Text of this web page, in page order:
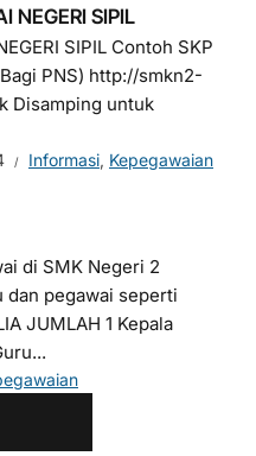
NEGERI SIPIL
SIPIL Contoh SKP
PNS) http://smkn2-
Disamping untuk
Informasi, Kepegawaian
di SMK Negeri 2
dan pegawai seperti
JUMLAH 1 Kepala